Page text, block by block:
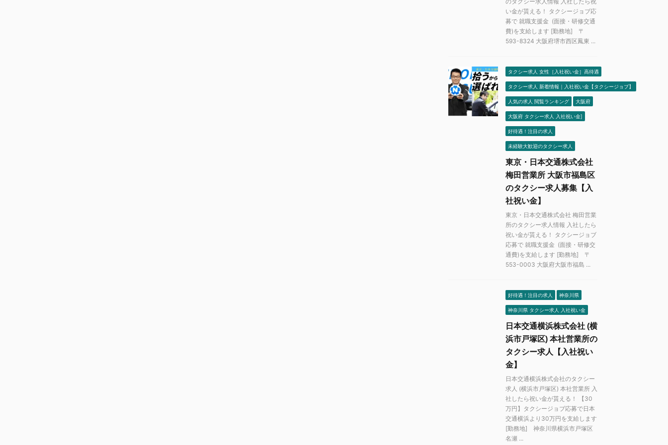
い金が貰える！ タクシージョブ応
募で 就職支援金 (面接・研修交通
費)を支給します [勤務地] 〒
593-8324 大阪府堺市西区鳳東 ...
タクシー求人 女性［入社祝い金］高待遇
タクシー求人 新着情報｜入社祝い金【タクシージョブ】
人気の求人 閲覧ランキング 大阪府
大阪府 タクシー求人 入社祝い金]
好待遇！注目の求人
未経験大歓迎のタクシー求人
東京・日本交通株式会社
梅田営業所 大阪市福島区
のタクシー求人募集【入
社祝い金】
東京・日本交通株式会社 梅田営業
所のタクシー求人情報 入社したら
祝い金が貰える！ タクシージョブ
応募で 就職支援金 (面接・研修交
通費)を支給します [勤務地] 〒
553-0003 大阪府大阪市福島 ...
好待遇！注目の求人 神奈川県
神奈川県 タクシー求人 入社祝い金
日本交通横浜株式会社 (横
浜市戸塚区) 本社営業所の
タクシー求人【入社祝い
金】
日本交通横浜株式会社のタクシー
求人 (横浜市戸塚区) 本社営業所 入
社したら祝い金が貰える！ 【30
万円】タクシージョブ応募で日本
交通横浜より30万円を支給します
[勤務地] 神奈川県横浜市戸塚区
名瀬 ...